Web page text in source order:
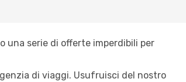
una serie di offerte imperdibili per
di viaggi. Usufruisci del nostro